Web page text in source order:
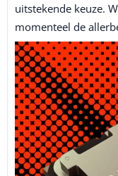
uitstekende keuze.
momenteel de